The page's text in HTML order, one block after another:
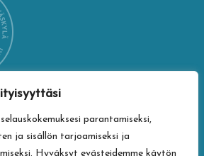
parantamiseksi,
ja sisällön tarjoamiseksi ja
Hyväksyt evästeidemme käytön
verkkokauppa